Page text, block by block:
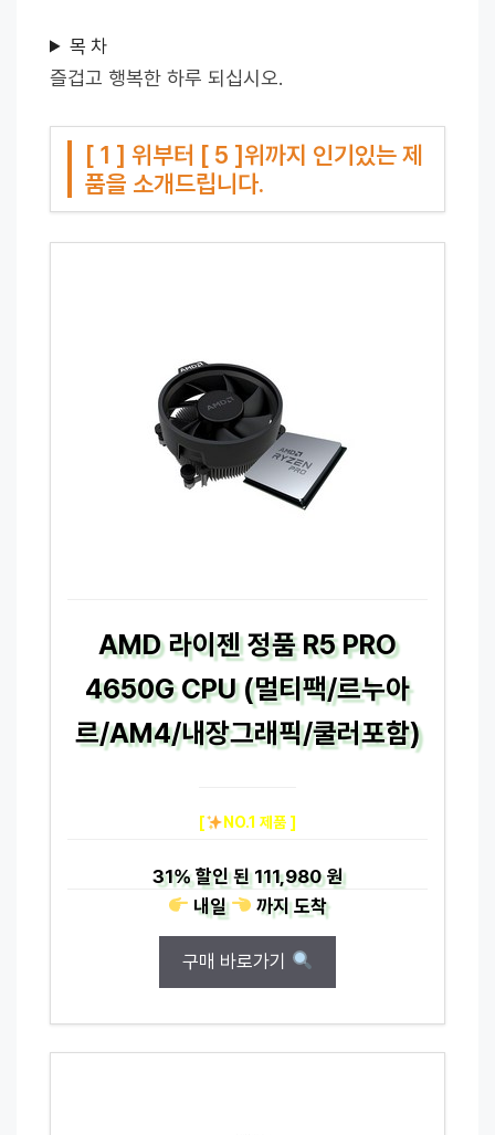
목 차
즐겁고 행복한 하루 되십시오.
[ 1 ] 위부터 [ 5 ]위까지 인기있는 제
품을 소개드립니다.
AMD 라이젠 정품 R5 PRO
4650G CPU (멀티팩/르누아
르/AM4/내장그래픽/쿨러포함)
[ NO.1 제품 ]
31%할인 된111,980 원
내일
까지도착
구매 바로가기